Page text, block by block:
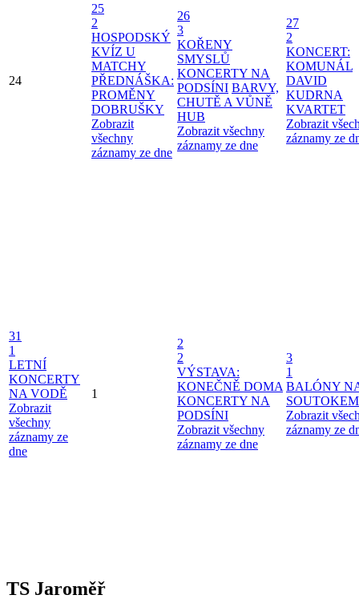
24
25
2
HOSPODSKÝ
KVÍZ U
MATCHY
PŘEDNÁŠKA:
PROMĚNY
DOBRUŠKY
Zobrazit
všechny
záznamy ze dne
26
3
KOŘENY
SMYSLŮ
KONCERTY NA
PODSÍNI BARVY,
CHUTĚ A VŮNĚ
HUB
Zobrazit všechny
záznamy ze dne
27
2
KONCERT:
KOMUNÁL
DAVID
KUDRNA
KVARTET
Zobrazit
záznamy ze
31
1
LETNÍ
KONCERTY
NA VODĚ
Zobrazit
všechny
záznamy ze
dne
1
2
2
VÝSTAVA:
KONEČNĚ DOMA
KONCERTY NA
PODSÍNI
Zobrazit všechny
záznamy ze dne
3
1
BALÓNY
SOUTOKEM
Zobrazit
záznamy ze
TS Jaroměř